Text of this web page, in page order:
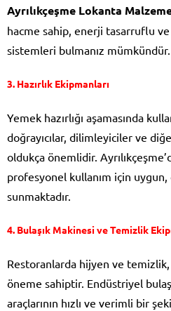
Ayrılıkçeşme Lokanta
hacme sahip, enerji tasarruflu
sistemleri bulmanız mümkündür.
3. Hazırlık Ekipmanları
Yemek hazırlığı aşamasında
doğrayıcılar, dilimleyiciler ve
oldukça önemlidir.
profesyonel kullanım için uygun,
sunmaktadır.
4. Bulaşık Makinesi ve Temizlik
Restoranlarda hijyen ve temizlik,
öneme sahiptir. Endüstriyel
araçlarının hızlı ve verimli bir